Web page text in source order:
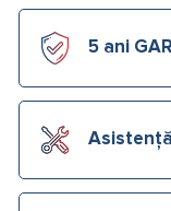
5 ani